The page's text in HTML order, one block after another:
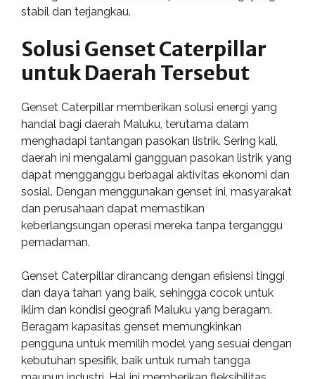
stabil dan terjangkau.
Solusi Genset Caterpillar
untuk Daerah Tersebut
Genset Caterpillar memberikan solusi energi yang
handal bagi daerah Maluku, terutama dalam
menghadapi tantangan pasokan listrik. Sering kali,
daerah ini mengalami gangguan pasokan listrik yang
dapat mengganggu berbagai aktivitas ekonomi dan
sosial. Dengan menggunakan genset ini, masyarakat
dan perusahaan dapat memastikan
keberlangsungan operasi mereka tanpa terganggu
pemadaman.
Genset Caterpillar dirancang dengan efisiensi tinggi
dan daya tahan yang baik, sehingga cocok untuk
iklim dan kondisi geografi Maluku yang beragam.
Beragam kapasitas genset memungkinkan
pengguna untuk memilih model yang sesuai dengan
kebutuhan spesifik, baik untuk rumah tangga